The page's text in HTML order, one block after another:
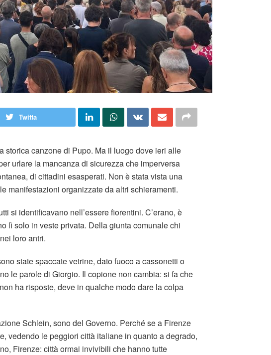
Twitta
storica canzone di Pupo. Ma il luogo dove ieri alle
urlare la mancanza di sicurezza che imperversa
di cittadini esasperati. Non è stata vista una
manifestazioni organizzate da altri schieramenti.
si identificavano nell’essere fiorentini. C’erano, è
lì solo in veste privata. Della giunta comunale chi
loro antri.
state spaccate vetrine, dato fuoco a cassonetti o
le parole di Giorgio. Il copione non cambia: si fa che
ha risposte, deve in qualche modo dare la colpa
Schlein, sono del Governo. Perché se a Firenze
vedendo le peggiori città italiane in quanto a degrado,
Firenze: città ormai invivibili che hanno tutte